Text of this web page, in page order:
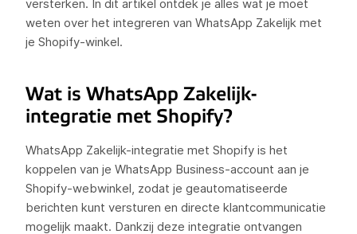
versterken. In dit artikel ontdek je alles wat je moet
weten over het integreren van WhatsApp Zakelijk met
je Shopify-winkel.
Wat is WhatsApp Zakelijk-
integratie met Shopify?
WhatsApp Zakelijk-integratie met Shopify is het
koppelen van je WhatsApp Business-account aan je
Shopify-webwinkel, zodat je geautomatiseerde
berichten kunt versturen en directe klantcommunicatie
mogelijk maakt. Dankzij deze integratie ontvangen